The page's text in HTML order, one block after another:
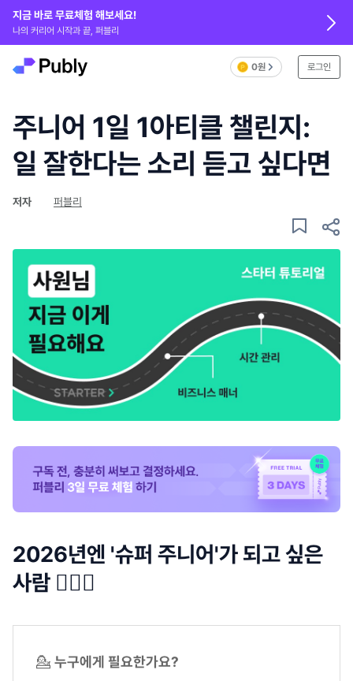
지금 바로 무료체험 해보세요!
나의 커리어 시작과 끝, 퍼블리
0원 로그인
주니어 1일 1아티클 챌린지:
일 잘한다는 소리 듣고 싶다면
저자 퍼블리
2026년엔 '슈퍼 주니어'가 되고 싶은
사람 🙋🏻‍♀️
💁 누구에게 필요한가요?